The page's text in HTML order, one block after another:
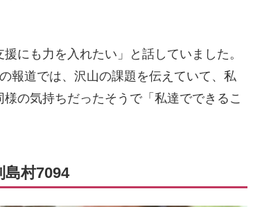
にも力を入れたい」と話していました。
報道では、沢山の課題を伝えていて、私
の気持ちだったそうで「私達でできるこ
村7094